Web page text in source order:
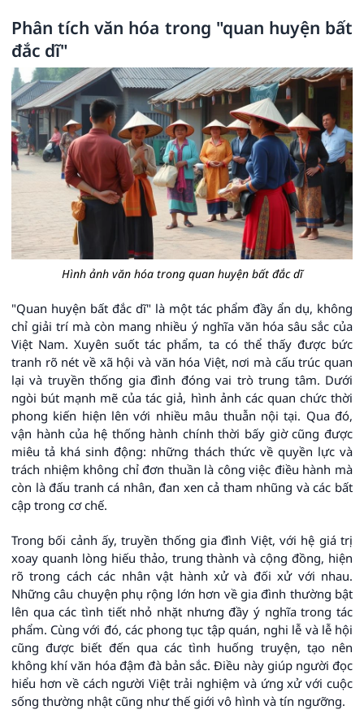
Phân tích văn hóa trong "quan huyện bất
đắc dĩ"
Hình ảnh văn hóa trong quan huyện bất đắc dĩ
"Quan huyện bất đắc dĩ" là một tác phẩm đầy ẩn dụ, không
chỉ giải trí mà còn mang nhiều ý nghĩa văn hóa sâu sắc của
Việt Nam. Xuyên suốt tác phẩm, ta có thể thấy được bức
tranh rõ nét về xã hội và văn hóa Việt, nơi mà cấu trúc quan
lại và truyền thống gia đình đóng vai trò trung tâm. Dưới
ngòi bút mạnh mẽ của tác giả, hình ảnh các quan chức thời
phong kiến hiện lên với nhiều mâu thuẫn nội tại. Qua đó,
vận hành của hệ thống hành chính thời bấy giờ cũng được
miêu tả khá sinh động: những thách thức về quyền lực và
trách nhiệm không chỉ đơn thuần là công việc điều hành mà
còn là đấu tranh cá nhân, đan xen cả tham nhũng và các bất
cập trong cơ chế.
Trong bối cảnh ấy, truyền thống gia đình Việt, với hệ giá trị
xoay quanh lòng hiếu thảo, trung thành và cộng đồng, hiện
rõ trong cách các nhân vật hành xử và đối xử với nhau.
Những câu chuyện phụ rộng lớn hơn về gia đình thường bật
lên qua các tình tiết nhỏ nhặt nhưng đầy ý nghĩa trong tác
phẩm. Cùng với đó, các phong tục tập quán, nghi lễ và lễ hội
cũng được biết đến qua các tình huống truyện, tạo nên
không khí văn hóa đậm đà bản sắc. Điều này giúp người đọc
hiểu hơn về cách người Việt trải nghiệm và ứng xử với cuộc
sống thường nhật cũng như thế giới vô hình và tín ngưỡng.